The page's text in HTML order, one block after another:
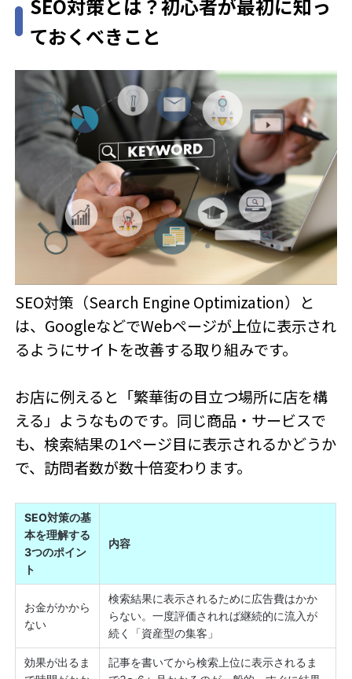
SEO対策とは？初心者が最初に知っ
ておくべきこと
SEO対策（Search Engine Optimization）と
は、GoogleなどでWebページが上位に表示され
るようにサイトを改善する取り組みです。
お店に例えると「繁華街の目立つ場所に店を構
える」ようなものです。同じ商品・サービスで
も、検索結果の1ページ目に表示されるかどうか
で、訪問者数が数十倍変わります。
SEO対策の基
本を理解する
3つのポイン
ト
内容
お金がかから
ない
検索結果に表示されるために広告費はかか
らない。一度評価されれば継続的に流入が
続く「資産型の集客」
効果が出るま
記事を書いてから検索上位に表示されるま